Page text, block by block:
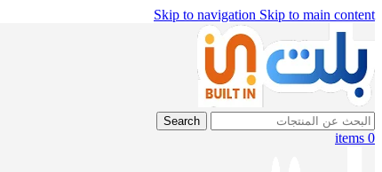
Skip to navigation Skip to main content
Search
0
items